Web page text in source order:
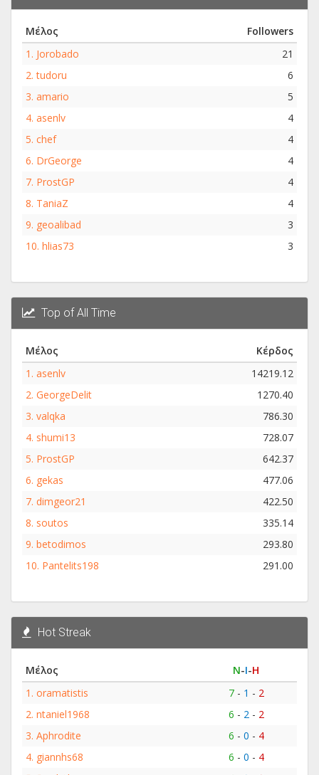
Μέλος
Followers
1. Jorobado
21
2.tudoru
6
3. amario
5
4. asenlv
4
5. chef
4
6. DrGeorge
4
7. ProstGP
4
8. TaniaZ
4
9. geoalibad
3
10. hlias73 3
Top of All Time
Μέλος
Κέρδος
1. asenlv
14219.12
2. GeorgeDelit
1270.40
3. valqka
786.30
4. shumi13
728.07
5. ProstGP
642.37
6. gekas
477.06
7. dimgeor21
422.50
8. soutos
335.14
9. betodimos
293.80
10. Pantelits198 291.00
Hot Streak
Μέλος Ν-Ι-Η
1. oramatistis 7- 1 - 2
2. ntaniel1968 6 - 2 - 2
3. Aphrodite 6 - 0 - 4
4. giannhs68 6 - 0 - 4